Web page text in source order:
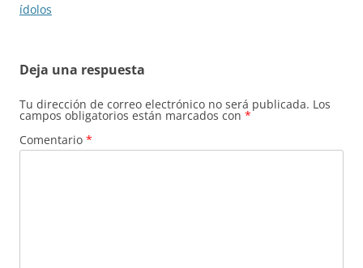
de
ídolos
Deja una respuesta
Tu dirección de correo electrónico no será publicada. Los
campos obligatorios están marcados con *
Comentario *